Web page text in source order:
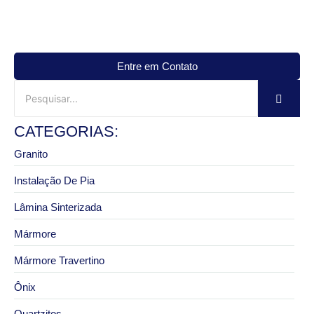
Entre em Contato
CATEGORIAS:
Granito
Instalação De Pia
Lâmina Sinterizada
Mármore
Mármore Travertino
Ônix